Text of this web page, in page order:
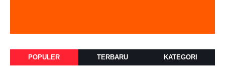
POPULER TERBARU KATEGORI